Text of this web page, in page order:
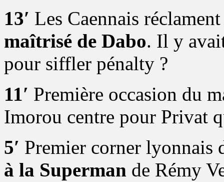
13′ Les Caennais
maîtrisé de Dabo. Il y
pour siffler pénalty ?
11′ Première occasion du
Imorou centre pour Privat
5′ Premier corner lyonnais
à la Superman de Rémy